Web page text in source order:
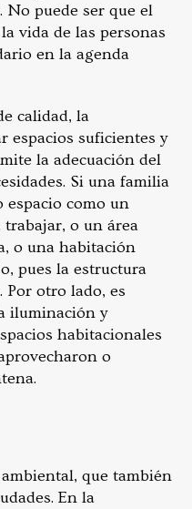
No puede ser que el
vida de las personas
en la agenda
calidad, la
espacios suficientes y
la adecuación del
Si una familia
espacio como un
o un área
o una habitación
pues la estructura
Por otro lado, es
iluminación y
habitacionales
o
que también
En la